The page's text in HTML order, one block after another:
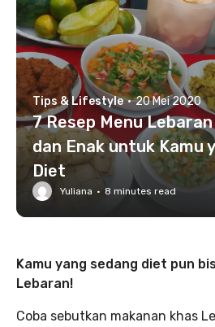
Tips & Lifestyle · 20 Mei 2020
7 Resep Menu
dan Enak untuk Kamu
Diet
Yuliana · 8 minutes read
Kamu yang sedang diet pun
Lebaran!
Coba sebutkan makanan khas